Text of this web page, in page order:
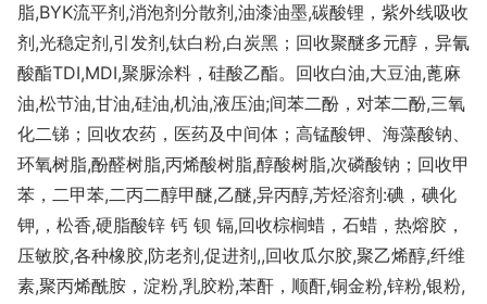
脂,BYK流平剂,消泡剂分散剂,油漆油墨,碳酸锂，紫外线吸收
剂,光稳定剂,引发剂,钛白粉,白炭黑；回收聚醚多元醇，异氰
酸酯TDI,MDI,聚脲涂料，硅酸乙酯。回收白油,大豆油,蓖麻
油,松节油,甘油,硅油,机油,液压油;间苯二酚，对苯二酚,三氧
化二锑；回收农药，医药及中间体；高锰酸钾、海藻酸钠、
环氧树脂,酚醛树脂,丙烯酸树脂,醇酸树脂,次磷酸钠；回收甲
苯，二甲苯,二丙二醇甲醚,乙醚,异丙醇,芳烃溶剂:碘，碘化
钾,，松香,硬脂酸锌 钙 钡 镉,回收棕榈蜡，石蜡，热熔胶，
压敏胶,各种橡胶,防老剂,促进剂,,回收瓜尔胶,聚乙烯醇,纤维
素,聚丙烯酰胺，淀粉,乳胶粉,苯酐，顺酐,铜金粉,锌粉,银粉,